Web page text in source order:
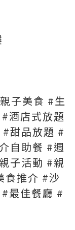
子美食 #生
酒店式放題
甜品放題 #
自助餐 #週
子活動 #親
推介 #沙
最佳餐廳 #